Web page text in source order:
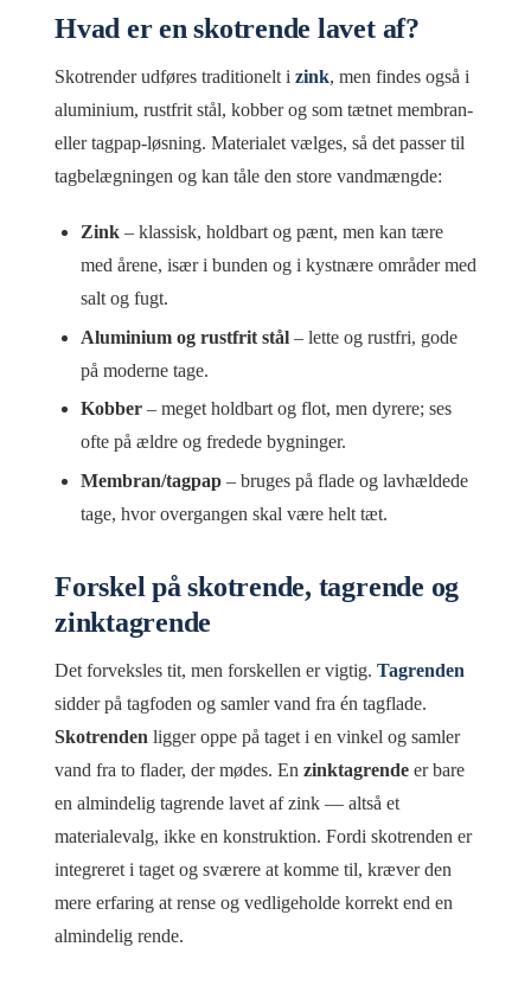
Hvad er en skotrende lavet af?
Skotrender udføres traditionelt i zink, men findes også i
aluminium, rustfrit stål, kobber og som tætnet membran-
eller tagpap-løsning. Materialet vælges, så det passer til
tagbelægningen og kan tåle den store vandmængde:
Zink– klassisk, holdbart og pænt, men kan tære
med årene, især i bunden og i kystnære områder med
salt og fugt.
Aluminium og rustfrit stål– lette og rustfri, gode
på moderne tage.
Kobber– meget holdbart og flot, men dyrere; ses
ofte på ældre og fredede bygninger.
Membran/tagpap– bruges på flade og lavhældede
tage, hvor overgangen skal være helt tæt.
Forskel på skotrende, tagrende og
zinktagrende
Det forveksles tit, men forskellen er vigtig. Tagrenden
sidder på tagfoden og samler vand fra én tagflade.
Skotrenden ligger oppe på taget i en vinkel og samler
vand fra to flader, der mødes. En zinktagrende er bare
en almindelig tagrende lavet af zink — altså et
materialevalg, ikke en konstruktion. Fordi skotrenden er
integreret i taget og sværere at komme til, kræver den
mere erfaring at rense og vedligeholde korrekt end en
almindelig rende.